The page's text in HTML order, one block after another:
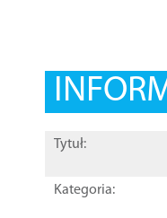
Tytuł:
Kategoria: